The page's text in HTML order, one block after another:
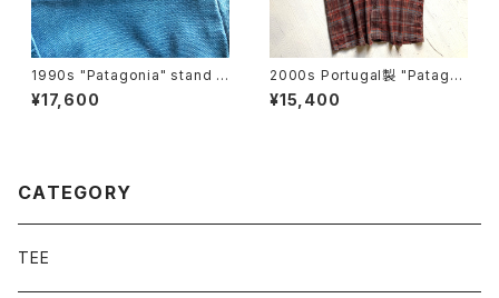
1990s "Patagonia" stand u
p shorts
¥17,600
2000s Portugal製 "Patago
nia" A/C Yarn-Dye shirt
¥15,400
CATEGORY
TEE